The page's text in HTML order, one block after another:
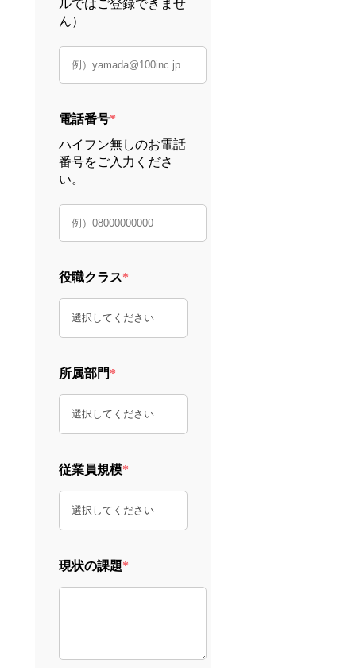
ルではご登録できませ
ん）
電話番号*
ハイフン無しのお電話
番号をご入力くださ
い。
役職クラス*
所属部門*
従業員規模*
現状の課題*